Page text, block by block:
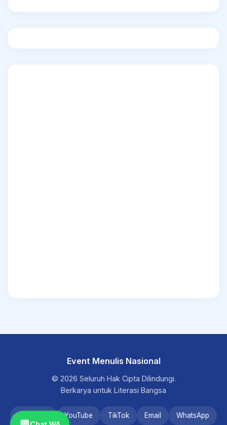
Event Menulis Nasional
© 2026 Seluruh Hak Cipta Dilindungi.
Berkarya untuk Literasi Bangsa
YouTube TikTok Email WhatsApp